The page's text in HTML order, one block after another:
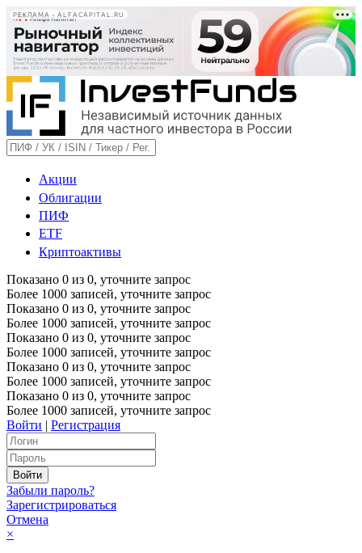
РЕКЛАМА • ALFACAPITAL.RU
Акции
Облигации
ПИФ
ETF
Криптоактивы
Показано 0 из 0, уточните запрос
Более 1000 записей, уточните запрос
Показано 0 из 0, уточните запрос
Более 1000 записей, уточните запрос
Показано 0 из 0, уточните запрос
Более 1000 записей, уточните запрос
Показано 0 из 0, уточните запрос
Более 1000 записей, уточните запрос
Показано 0 из 0, уточните запрос
Более 1000 записей, уточните запрос
Войти | Регистрация
Забыли пароль?
Зарегистрироваться
Отмена
×